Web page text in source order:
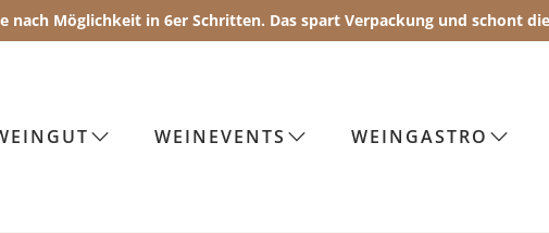
nach Möglichkeit in 6er Schritten. Das spart Verpackung und schont
WEINEVENTS WEINGASTRO
"Open Air" im